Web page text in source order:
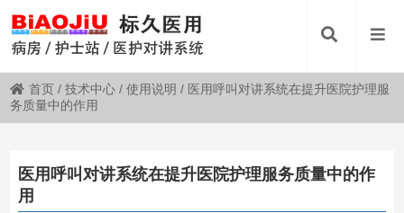
首页 /技术中心 /使用说明 / 医用呼叫对讲系统在提升医院护理服
务质量中的作用
医用呼叫对讲系统在提升医院护理服务质量中的作
用